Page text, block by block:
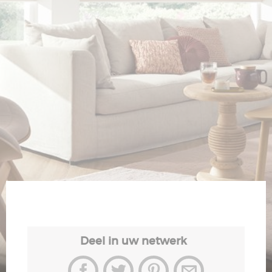
Deel in uw netwerk
Veiligheid
Contact